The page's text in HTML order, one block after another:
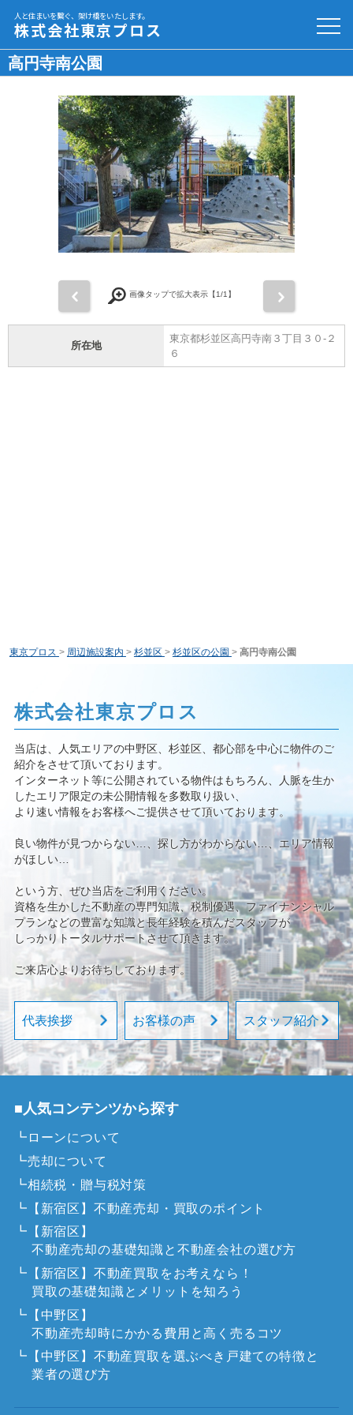
人と住まいを繋ぐ、架け橋をいたします。
株式会社東京プロス
高円寺南公園
画像タップで拡大表示【1/1】
所在地
東京都杉並区高円寺南３丁目３０-２
６
東京プロス > 周辺施設案内 > 杉並区 > 杉並区の公園 > 高円寺南公園
株式会社東京プロス
当店は、人気エリアの中野区、杉並区、都心部を中心に物件のご
紹介をさせて頂いております。
インターネット等に公開されている物件はもちろん、人脈を生か
したエリア限定の未公開情報を多数取り扱い、
より速い情報をお客様へご提供させて頂いております。
良い物件が見つからない…、探し方がわからない…、エリア情報
がほしい…
という方、ぜひ当店をご利用ください。
資格を生かした不動産の専門知識、税制優遇、ファイナンシャル
プランなどの豊富な知識と長年経験を積んだスタッフが
しっかりトータルサポートさせて頂きます。
ご来店心よりお待ちしております。
代表挨拶 お客様の声 スタッフ紹介
■人気コンテンツから探す
┗ローンについて
┗売却について
┗相続税・贈与税対策
┗【新宿区】不動産売却・買取のポイント
┗【新宿区】
不動産売却の基礎知識と不動産会社の選び方
┗【新宿区】不動産買取をお考えなら！
買取の基礎知識とメリットを知ろう
┗【中野区】
不動産売却時にかかる費用と高く売るコツ
┗【中野区】不動産買取を選ぶべき戸建ての特徴と
業者の選び方